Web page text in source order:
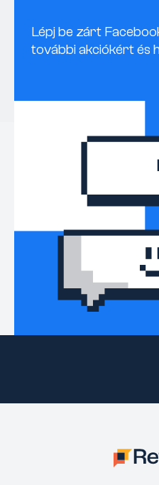
Lépj be zárt
további akciókért és